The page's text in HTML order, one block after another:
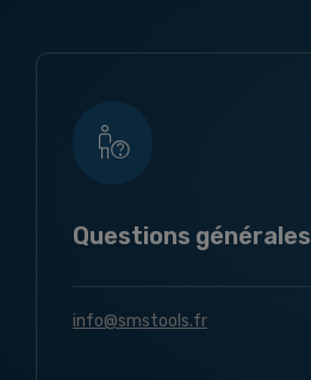
Questions générales
info@smstools.fr